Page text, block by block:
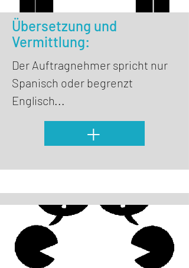
Übersetzung und
Vermittlung:
Der Auftragnehmer spricht nur
Spanisch oder begrenzt
Englisch...
+